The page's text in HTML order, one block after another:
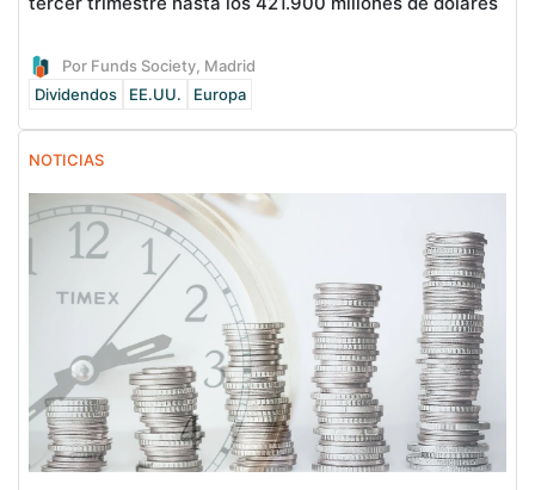
Por Funds Society, Madrid
Dividendos
EE.UU. Europa
NOTICIAS